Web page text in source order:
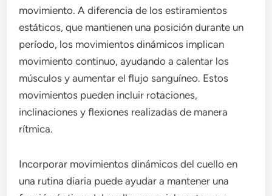
movimiento. A diferencia de los estiramientos
estáticos, que mantienen una posición durante un
período, los movimientos dinámicos implican
movimiento continuo, ayudando a calentar los
músculos y aumentar el flujo sanguíneo. Estos
movimientos pueden incluir rotaciones,
inclinaciones y flexiones realizadas de manera
rítmica.
Incorporar movimientos dinámicos del cuello en
una rutina diaria puede ayudar a mantener una